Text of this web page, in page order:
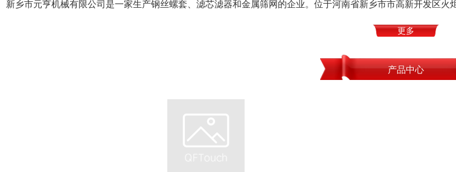
新乡市元亨机械有限公司是一家生产钢丝螺套、滤芯滤器和金属筛网的企业。位于河南省新乡市市高新开发区火
更多
产品中心